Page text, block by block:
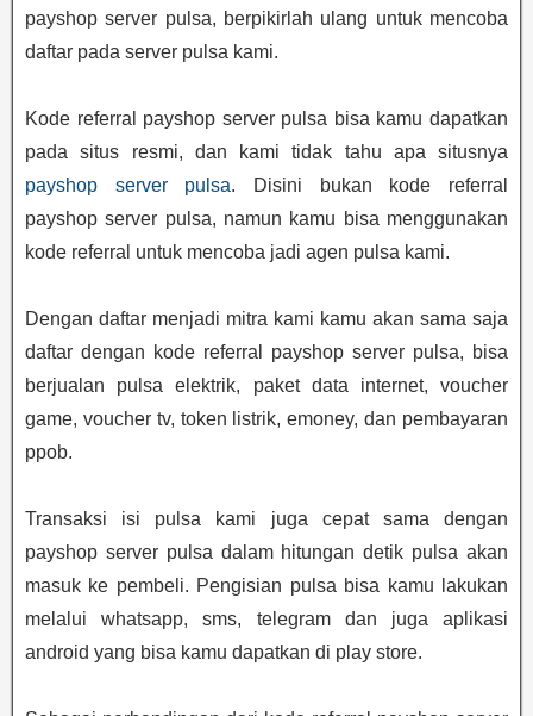
payshop server pulsa, berpikirlah ulang untuk mencoba
daftar pada server pulsa kami.
Kode referral payshop server pulsa bisa kamu dapatkan
pada situs resmi, dan kami tidak tahu apa situsnya
payshop server pulsa. Disini bukan kode referral
payshop server pulsa, namun kamu bisa menggunakan
kode referral untuk mencoba jadi agen pulsa kami.
Dengan daftar menjadi mitra kami kamu akan sama saja
daftar dengan kode referral payshop server pulsa, bisa
berjualan pulsa elektrik, paket data internet, voucher
game, voucher tv, token listrik, emoney, dan pembayaran
ppob.
Transaksi isi pulsa kami juga cepat sama dengan
payshop server pulsa dalam hitungan detik pulsa akan
masuk ke pembeli. Pengisian pulsa bisa kamu lakukan
melalui whatsapp, sms, telegram dan juga aplikasi
android yang bisa kamu dapatkan di play store.